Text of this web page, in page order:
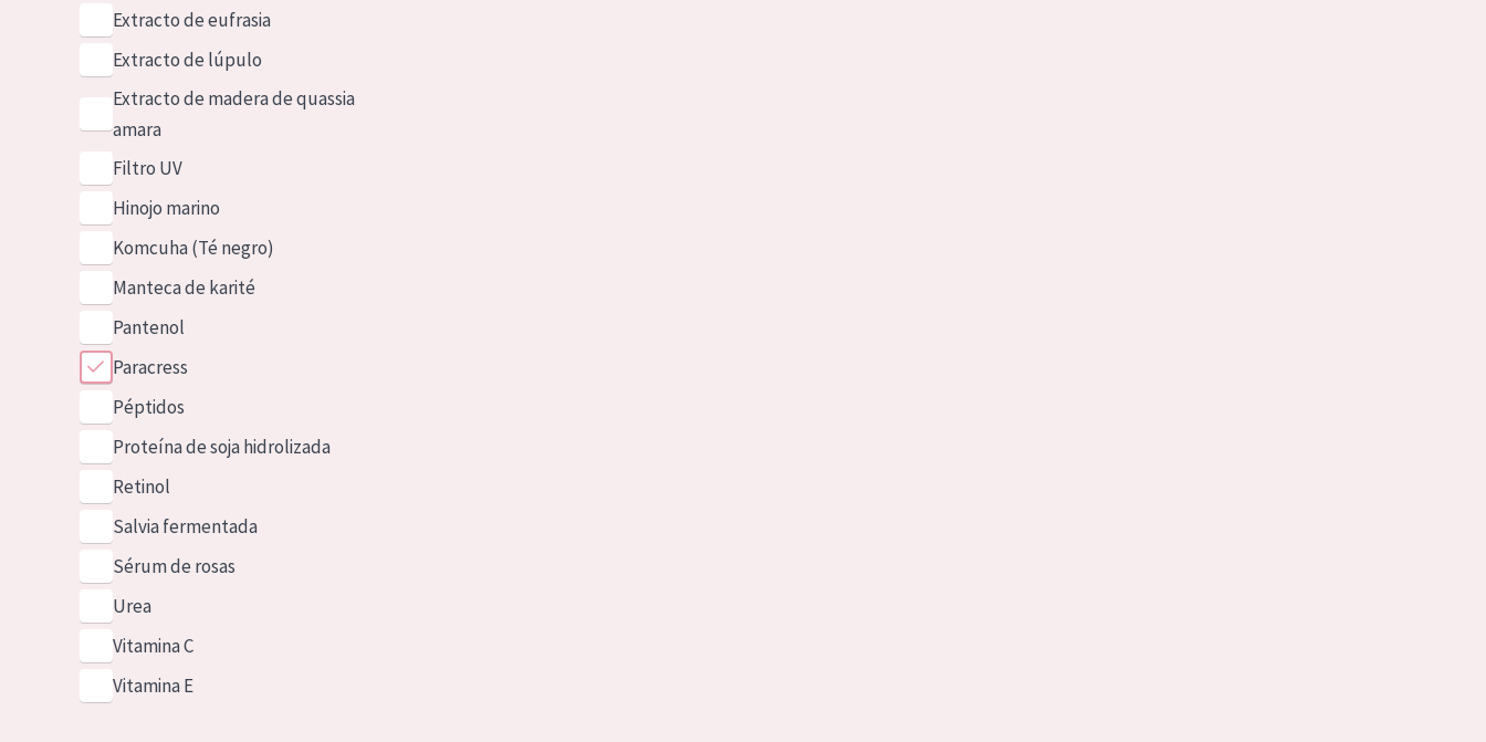
Extracto de eufrasia
Extracto de lúpulo
Extracto de madera de quassia
amara
Filtro UV
Hinojo marino
Komcuha (Té negro)
Manteca de karité
Pantenol
Paracress
Péptidos
Proteína de soja hidrolizada
Retinol
Salvia fermentada
Sérum de rosas
Urea
Vitamina C
Vitamina E